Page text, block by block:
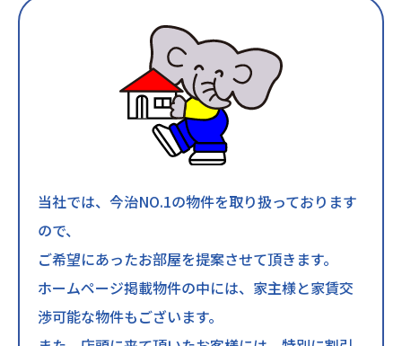
当社では、今治NO.1の物件を取り扱っております
ので、
ご希望にあったお部屋を提案させて頂きます。
ホームページ掲載物件の中には、家主様と家賃交
渉可能な物件もございます。